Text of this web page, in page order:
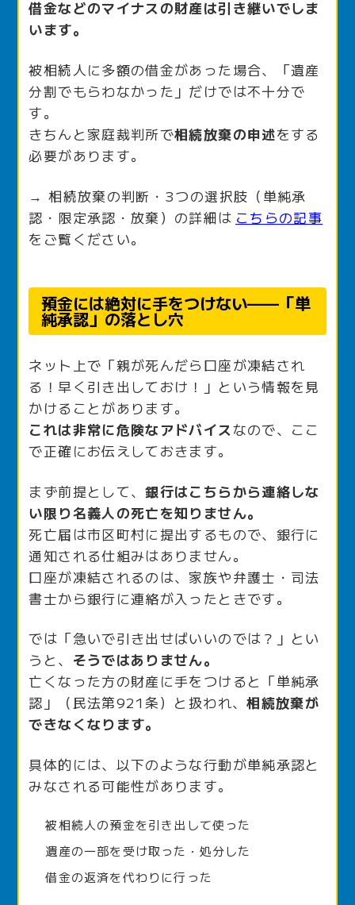
借金などのマイナスの財産は引き継いでしま
います。
被相続人に多額の借金があった場合、「遺産
分割でもらわなかった」だけでは不十分で
す。
きちんと家庭裁判所で相続放棄の申述をする
必要があります。
→ 相続放棄の判断・3つの選択肢（単純承
認・限定承認・放棄）の詳細は こちらの記事
をご覧ください。
預金には絶対に手をつけない——「単
純承認」の落とし穴
ネット上で「親が死んだら口座が凍結され
る！早く引き出しておけ！」という情報を見
かけることがあります。
これは非常に危険なアドバイスなので、ここ
で正確にお伝えしておきます。
まず前提として、銀行はこちらから連絡しな
い限り名義人の死亡を知りません。
死亡届は市区町村に提出するもので、銀行に
通知される仕組みはありません。
口座が凍結されるのは、家族や弁護士・司法
書士から銀行に連絡が入ったときです。
では「急いで引き出せばいいのでは？」とい
うと、 そうではありません。
亡くなった方の財産に手をつけると「単純承
認」（民法第921条）と扱われ、相続放棄が
できなくなります。
具体的には、以下のような行動が単純承認と
みなされる可能性があります。
被相続人の預金を引き出して使った
遺産の一部を受け取った・処分した
借金の返済を代わりに行った